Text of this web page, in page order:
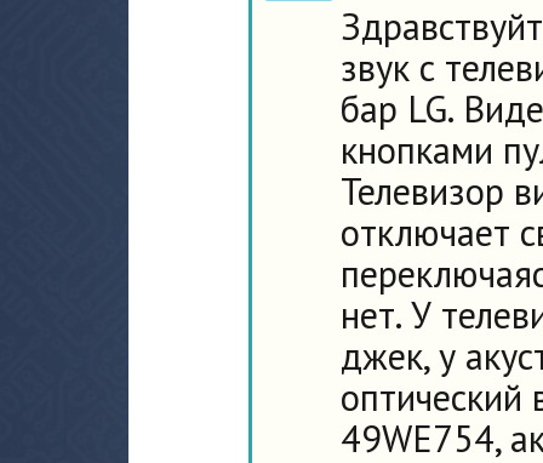
звук с
бар LG.
кнопками
Телевизор
отключает
нет. У
джек, у
оптический
49WE754,